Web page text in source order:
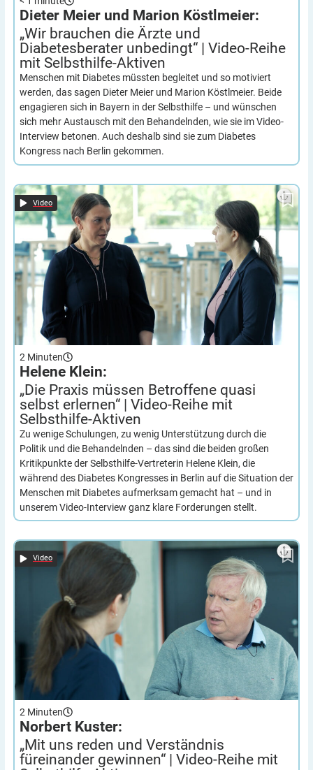
Dieter Meier und Marion Köstlmeier:
„Wir brauchen die Ärzte und
Diabetesberater unbedingt“ | Video-Reihe
mit Selbsthilfe-Aktiven
Menschen mit Diabetes müssten begleitet und so motiviert
werden, das sagen Dieter Meier und Marion Köstlmeier. Beide
engagieren sich in Bayern in der Selbsthilfe – und wünschen
sich mehr Austausch mit den Behandelnden, wie sie im Video-
Interview betonen. Auch deshalb sind sie zum Diabetes
Kongress nach Berlin gekommen.
Helene Klein:
„Die Praxis müssen Betroffene quasi selbst erlernen“ | Video-
Reihe mit Selbsthilfe-Aktiven
Video
2 Minuten
Helene Klein:
„Die Praxis müssen Betroffene quasi
selbst erlernen“ | Video-Reihe mit
Selbsthilfe-Aktiven
Zu wenige Schulungen, zu wenig Unterstützung durch die
Politik und die Behandelnden – das sind die beiden großen
Kritikpunkte der Selbsthilfe-Vertreterin Helene Klein, die
während des Diabetes Kongresses in Berlin auf die Situation der
Menschen mit Diabetes aufmerksam gemacht hat – und in
unserem Video-Interview ganz klare Forderungen stellt.
Norbert Kuster:
„Mit uns reden und Ver­ständnis füreinander gewinnen“ |
Video-Reihe mit Selbsthilfe-Aktiven
Video
2 Minuten
Norbert Kuster:
„Mit uns reden und Ver­ständnis
füreinander gewinnen“ | Video-Reihe mit